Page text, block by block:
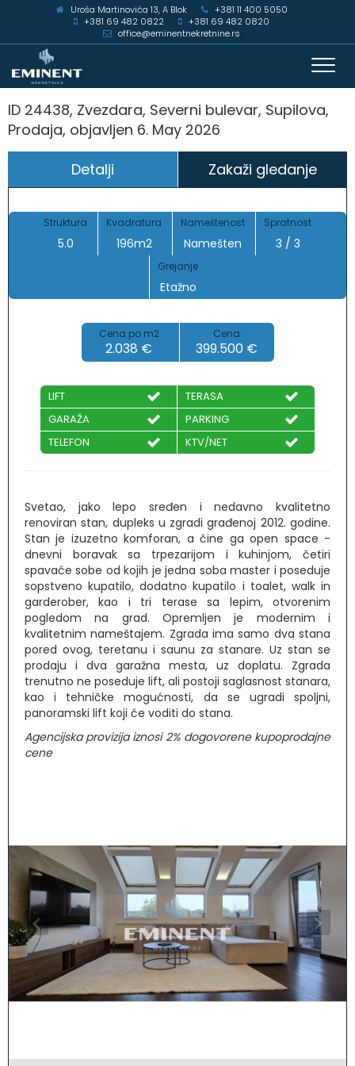
Uroša Martinovića 13, A Blok
+381 11 400 5050
+381 69 482 0822
+381 69 482 0820
office@eminentnekretnine.rs
ID 24438, Zvezdara, Severni bulevar, Supilova,
Prodaja, objavljen 6. May 2026
Detalji
Zakaži gledanje
Struktura
5.0
Kvadratura
196m2
Nameštenost
Namešten
Spratnost
3 / 3
Grejanje
Etažno
Cena po m2
2.038 €
Cena
399.500 €
LIFT
GARAŽA
TELEFON
TERASA
PARKING
KTV/NET
Svetao, jako lepo sređen i nedavno kvalitetno
renoviran stan, dupleks u zgradi građenoj 2012. godine.
Stan je izuzetno komforan, a čine ga open space -
dnevni boravak sa trpezarijom i kuhinjom, četiri
spavaće sobe od kojih je jedna soba master i poseduje
sopstveno kupatilo, dodatno kupatilo i toalet, walk in
garderober, kao i tri terase sa lepim, otvorenim
pogledom na grad. Opremljen je modernim i
kvalitetnim nameštajem. Zgrada ima samo dva stana
pored ovog, teretanu i saunu za stanare. Uz stan se
prodaju i dva garažna mesta, uz doplatu. Zgrada
trenutno ne poseduje lift, ali postoji saglasnost stanara,
kao i tehničke mogućnosti, da se ugradi spoljni,
panoramski lift koji će voditi do stana.
Agencijska provizija iznosi 2% dogovorene kupoprodajne
cene